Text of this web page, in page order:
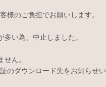
様のご負担でお願いします。
い為、中止しました。
ん。
のダウンロード先をお知らせい